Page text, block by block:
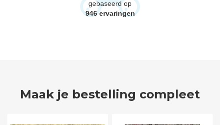
gebaseerd op
946 ervaringen
Maak je bestelling compleet